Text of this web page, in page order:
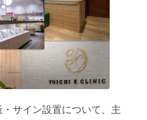
サイン設置について、主